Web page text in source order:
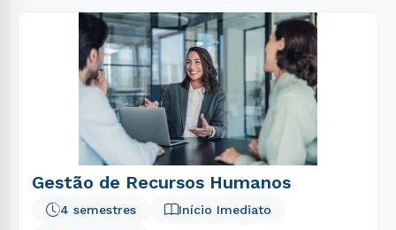
Gestão de Recursos Humanos
Início Imediato
4 semestres